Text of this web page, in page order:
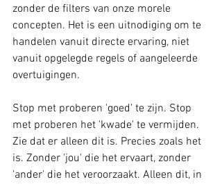
zonder de filters van onze morele
concepten. Het is een uitnodiging om te
handelen vanuit directe ervaring, niet
vanuit opgelegde regels of aangeleerde
overtuigingen.
Stop met proberen 'goed' te zijn. Stop
met proberen het 'kwade' te vermijden.
Zie dat er alleen dit is. Precies zoals het
is. Zonder 'jou' die het ervaart, zonder
'ander' die het veroorzaakt. Alleen dit, in